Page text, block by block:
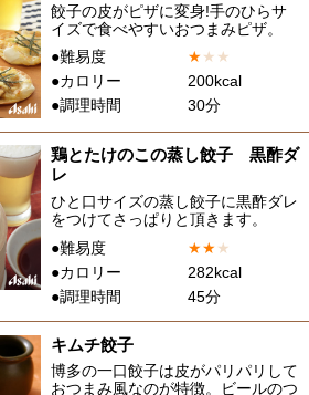
餃子の皮がピザに変身!手のひらサ
イズで食べやすいおつまみピザ。
●難易度
★★ ★
●カロリー
200kcal
●調理時間
30分
鶏とたけのこの蒸し餃子 黒酢ダ
レ
ひと口サイズの蒸し餃子に黒酢ダレ
をつけてさっぱりと頂きます。
●難易度
★★★
●カロリー
282kcal
●調理時間
45分
キムチ餃子
博多の一口餃子は皮がパリパリして
おつまみ風なのが特徴。ビールのつ